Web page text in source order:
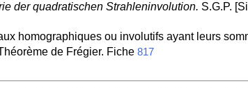
der quadratischen Strahleninvolution. S.G.P.
homographiques ou involutifs ayant leurs
de Frégier. Fiche 817